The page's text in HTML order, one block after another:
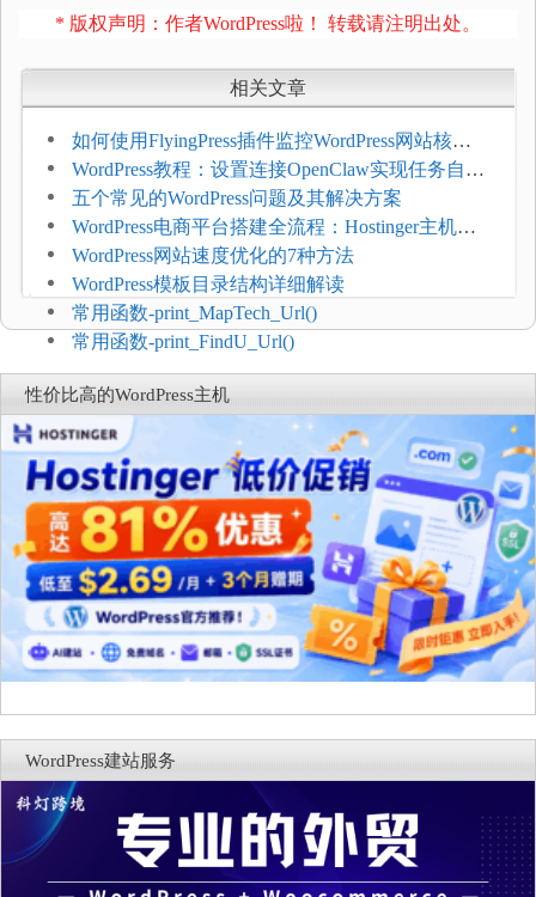
* 版权声明：作者WordPress啦！ 转载请注明出处。
相关文章
如何使用FlyingPress插件监控WordPress网站核心
网页指标（CWV）
WordPress教程：设置连接OpenClaw实现任务自动
化
五个常见的WordPress问题及其解决方案
WordPress电商平台搭建全流程：Hostinger主机一
键部署
WordPress网站速度优化的7种方法
WordPress模板目录结构详细解读
常用函数-print_MapTech_Url()
常用函数-print_FindU_Url()
性价比高的WordPress主机
WordPress建站服务